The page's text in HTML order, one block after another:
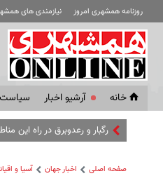
روزنامه همشهری امروز نیازمندی های
خانه آرشیو اخبار سياست
رگبار و رعدوبرق در راه این
صفحه اصلی اخبار جهان آسیا و